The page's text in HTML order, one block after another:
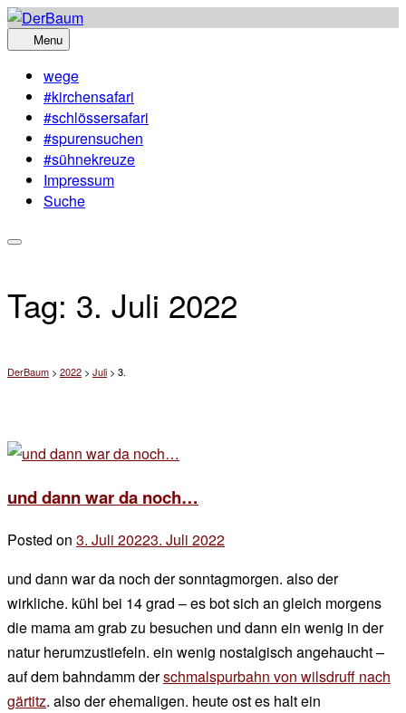
Skip
to
Menu
wege
#kirchensafari
#schlössersafari
#spurensuchen
#sühnekreuze
Impressum
Suche
Tag: 3. Juli 2022
DerBaum > 2022 > Juli > 3.
und dann war da noch…
Posted on 3. Juli 20223. Juli 2022
chef
und dann war da noch der sonntagmorgen. also der
wirkliche. kühl bei 14 grad – es bot sich an gleich morgens
die mama am grab zu besuchen und dann ein wenig in der
natur herumzustiefeln. ein wenig nostalgisch angehaucht –
auf dem bahndamm derschmalspurbahn von wilsdruff nach
gärtitz. also der ehemaligen. heute ost es halt ein